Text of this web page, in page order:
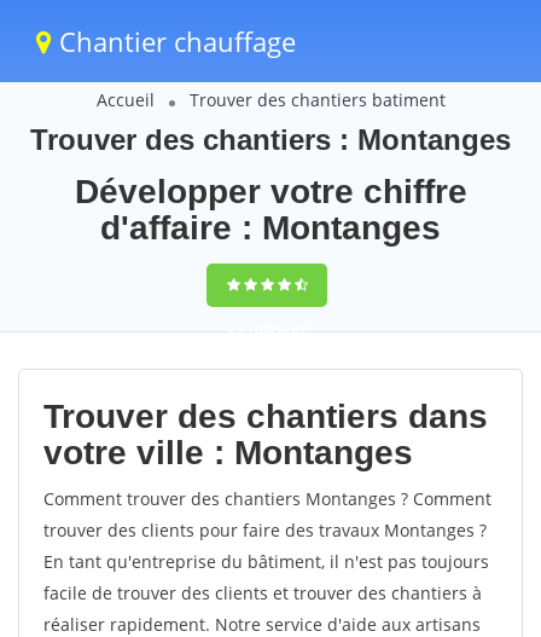
Chantier chauffage
Accueil Trouver des chantiers batiment
Trouver des chantiers : Montanges
Développer votre chiffre
d'affaire : Montanges
9,5(100%)61
votes
Trouver des chantiers dans
votre ville : Montanges
Comment trouver des chantiers Montanges ? Comment
trouver des clients pour faire des travaux Montanges ?
En tant qu'entreprise du bâtiment, il n'est pas toujours
facile de trouver des clients et trouver des chantiers à
réaliser rapidement. Notre service d'aide aux artisans